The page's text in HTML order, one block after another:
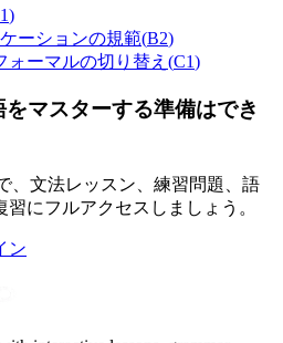
)
ーションの規範(B2)
ーマルの切り替え (C1)
マスターする準備はでき
、文法レッスン、練習問題、語
にフルアクセスしましょう。
ン